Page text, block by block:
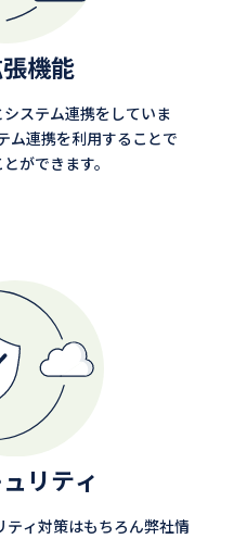
機能
ステム連携をしていま
ム連携を利用することで
ができます。
リティ
ティ対策はもちろん弊社情